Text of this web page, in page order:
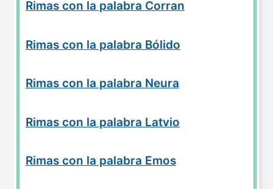
Rimas con la palabra Corran
Rimas con la palabra Bólido
Rimas con la palabra Neura
Rimas con la palabra Latvio
Rimas con la palabra Emos